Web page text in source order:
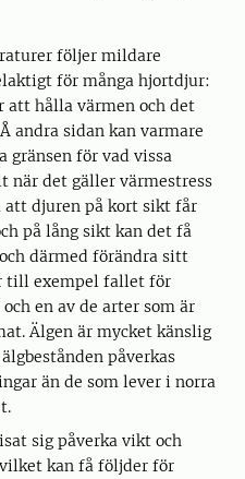
följer mildare
för många hjortdjur:
att hålla värmen och det
andra sidan kan varmare
gränsen för vad vissa
när det gäller värmestress
att djuren på kort sikt får
på lång sikt kan det få
därmed förändra sitt
till exempel fallet för
en av de arter som är
Älgen är mycket känslig
påverkas
än de som lever i norra
sig påverka vikt och
kan få följder för